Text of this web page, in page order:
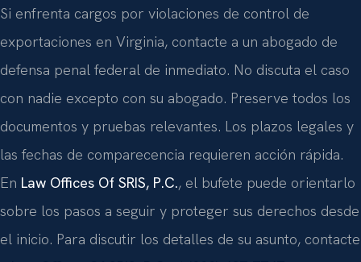
Si enfrenta cargos por violaciones de control de
exportaciones en Virginia, contacte a un abogado de
defensa penal federal de inmediato. No discuta el caso
con nadie excepto con su abogado. Preserve todos los
documentos y pruebas relevantes. Los plazos legales y
las fechas de comparecencia requieren acción rápida.
En Law Offices Of SRIS, P.C., el bufete puede orientarlo
sobre los pasos a seguir y proteger sus derechos desde
el inicio. Para discutir los detalles de su asunto, contacte